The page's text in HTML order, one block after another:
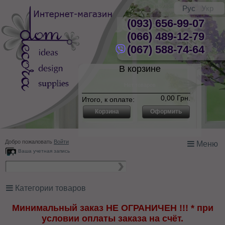
Рус Укр
(093) 656-99-07
(066) 489-12-79
(067) 588-74-64
В корзине
0,00 Грн.
Итого, к оплате:
Корзина Оформить
Добро пожаловать Войти
Ваша учетная запись
Меню
Категории товаров
Минимальный заказ НЕ ОГРАНИЧЕН !!! * при
условии оплаты заказа на счёт.